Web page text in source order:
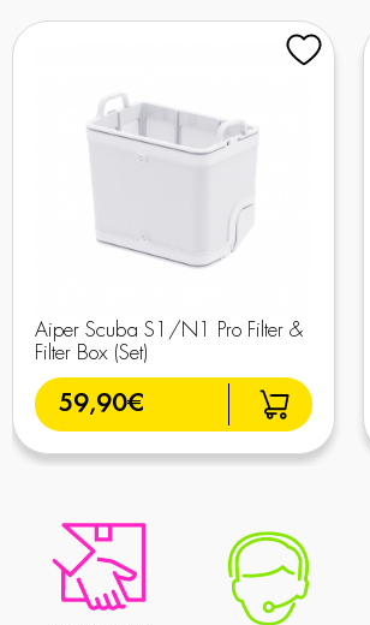
Aiper Scuba S1/N1 Pro Filter &
Filter Box (Set)
59,90€